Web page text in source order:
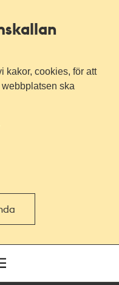
kakor, cookies, för att
ska